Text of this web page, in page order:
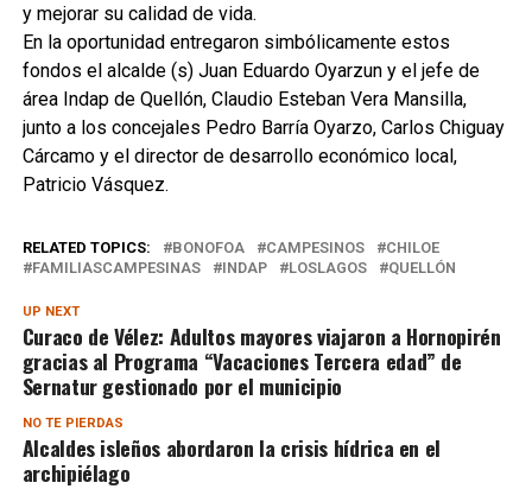
y mejorar su calidad de vida.
En la oportunidad entregaron simbólicamente estos
fondos el alcalde (s) Juan Eduardo Oyarzun y el jefe de
área Indap de Quellón, Claudio Esteban Vera Mansilla,
junto a los concejales Pedro Barría Oyarzo, Carlos Chiguay
Cárcamo y el director de desarrollo económico local,
Patricio Vásquez.
RELATED TOPICS: BONOFOA CAMPESINOS
CHILOE
FAMILIASCAMPESINAS
INDAP LOSLAGOS QUELLÓN
UP NEXT
Curaco de Vélez: Adultos mayores viajaron a Hornopirén
gracias al Programa “Vacaciones Tercera edad” de
Sernatur gestionado por el municipio
NO TE PIERDAS
Alcaldes isleños abordaron la crisis hídrica en el
archipiélago